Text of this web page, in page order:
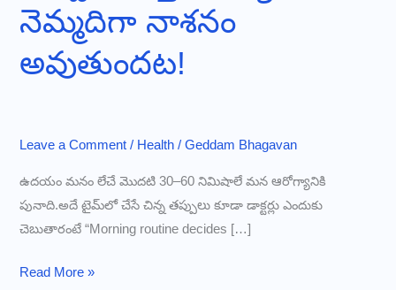
నెమ్మదిగా నాశనం
అవుతుందట!
Leave a Comment / Health/ Geddam Bhagavan
ఉదయం మనం లేచే మొదటి 30–60 నిమిషాలే మన ఆరోగ్యానికి
పునాది.అదే టైమ్‌లో చేసే చిన్న తప్పులు కూడా డాక్టర్లు ఎందుకు
చెబుతారంటే “Morning routine decides […]
ఉదయం
Read More »